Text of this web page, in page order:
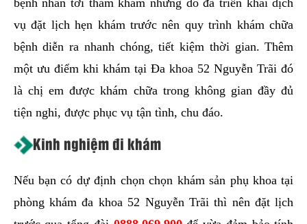
bệnh nhân tới thăm khám nhưng do đã triển khai dịch
vụ đặt lịch hẹn khám trước nên quy trình khám chữa
bệnh diễn ra nhanh chóng, tiết kiệm thời gian. Thêm
một ưu điểm khi khám tại Đa khoa 52 Nguyễn Trãi đó
là chị em được khám chữa trong không gian đầy đủ
tiện nghi, được phục vụ tận tình, chu đáo.
Kinh nghiệm đi khám
Nếu bạn có dự định chọn chọn khám sản phụ khoa tại
phòng khám đa khoa 52 Nguyễn Trãi thì nên đặt lịch